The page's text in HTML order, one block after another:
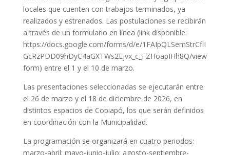
locales que cuenten con trabajos terminados, ya
realizados y estrenados. Las postulaciones se recibirán
a través de un formulario en línea (link disponible:
https://docs.google.com/forms/d/e/1FAIpQLSemStrCflI
GcRzPDD09hDyC4aGXTWs2Ejvx_c_FZHoapIHh8Q/view
form) entre el 1 y el 10 de marzo.
Las presentaciones seleccionadas se ejecutarán entre
el 26 de marzo y el 18 de diciembre de 2026, en
distintos espacios de Copiapó, los que serán definidos
en coordinación con la Municipalidad.
La programación se organizará en cuatro periodos:
marzo-abril; mayo-junio-julio; agosto-septiembre-